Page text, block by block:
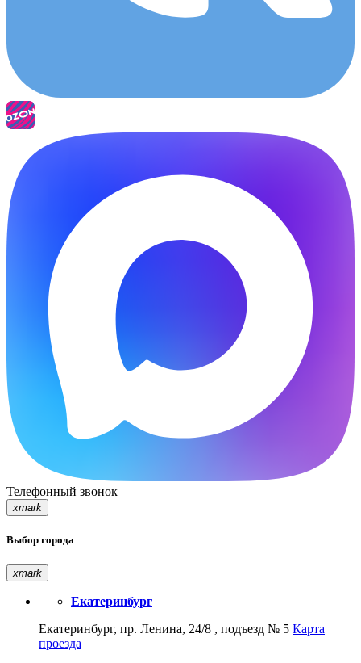
Телефонный звонок
xmark
Выбор города
xmark
Екатеринбург
Екатеринбург, пр. Ленина, 24/8 , подъезд № 5 Карта
проезда